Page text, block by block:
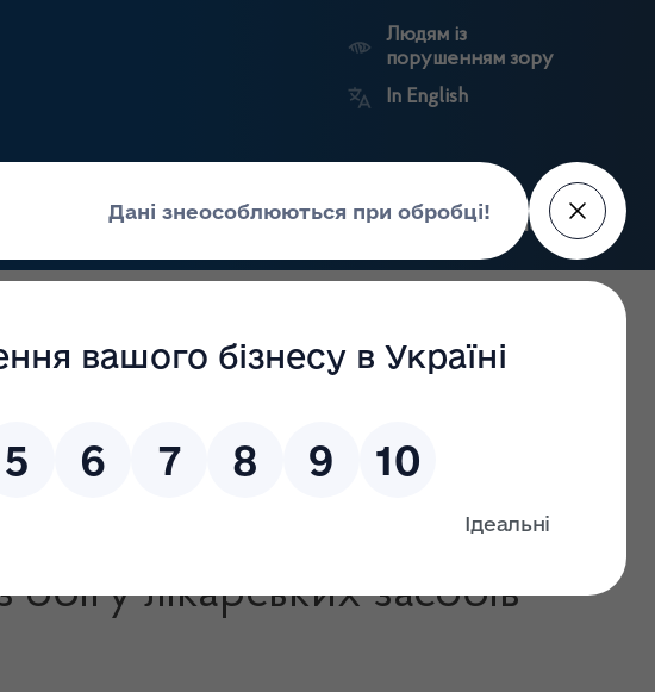
Людям із
порушенням зору
In English
Прес-центр Пошук
крові та
нагляд
реєстри
портал
Держлікслужби
діяльності з обігу лікарських засобів
нових Ліцензійних умов
лікарських засобів